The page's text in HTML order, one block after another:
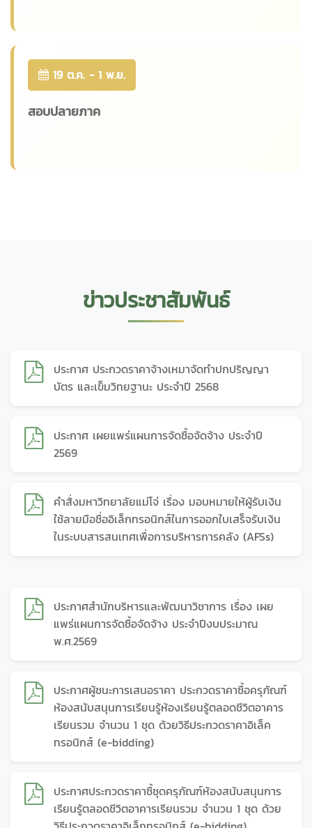
19 ต.ค. - 1 พ.ย.
สอบปลายภาค
ข่าวประชาสัมพันธ์
ประกาศ ประกวดราคาจ้างเหมาจัดทำปกปริญญา
บัตร และเข็มวิทยฐานะ ประจำปี 2568
ประกาศ เผยแพร่แผนการจัดซื้อจัดจ้าง ประจำปี
2569
คำสั่งมหาวิทยาลัยแม่โจ่ เรื่อง มอบหมายให้ผู้รับเงิน
ใช้ลายมือชื่ออิเล็กทรอนิกส์ในการออกใบเสร็จรับเงิน
ในระบบสารสนเทศเพื่อการบริหารการคลัง (AFSs)
ประกาศสำนักบริหารและพัฒนาวิชาการ เรื่อง เผย
แพร่แผนการจัดซื้อจัดจ้าง ประจำปีงบประมาณ
พ.ศ.2569
ประกาศผู้ชนะการเสนอราคา ประกวดราคาซื้อครุภัณฑ์
ห้องสนับสนุนการเรียนรู้ห้องเรียนรู้ตลอดชีวิตอาคาร
เรียนรวม จำนวน 1 ชุด ด้วยวิธีประกวดราคาอิเล็ค
ทรอนิกส์ (e-bidding)
ประกาศประกวดราคาซื้ชุดครุภัณฑ์ห้องสนับสนุนการ
เรียนรู้ตลอดชีวิตอาคารเรียนรวม จำนวน 1 ชุด ด้วย